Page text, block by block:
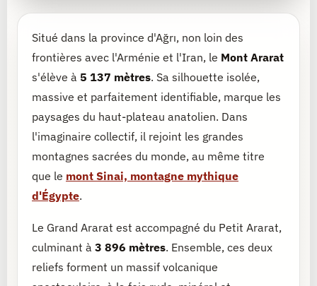
Situé dans la province d'Ağrı, non loin des
frontières avec l'Arménie et l'Iran, le Mont Ararat
s'élève à 5 137 mètres. Sa silhouette isolée,
massive et parfaitement identifiable, marque les
paysages du haut-plateau anatolien. Dans
l'imaginaire collectif, il rejoint les grandes
montagnes sacrées du monde, au même titre
que le mont Sinai, montagne mythique
d'Égypte.
Le Grand Ararat est accompagné du Petit Ararat,
culminant à 3 896 mètres. Ensemble, ces deux
reliefs forment un massif volcanique